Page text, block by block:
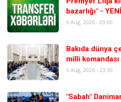
bazarlığı" -
6 Aug, 2026 - 09:00
Bakıda dünya
milli komandası
5 Aug, 2026 - 23:30
"Sabah"